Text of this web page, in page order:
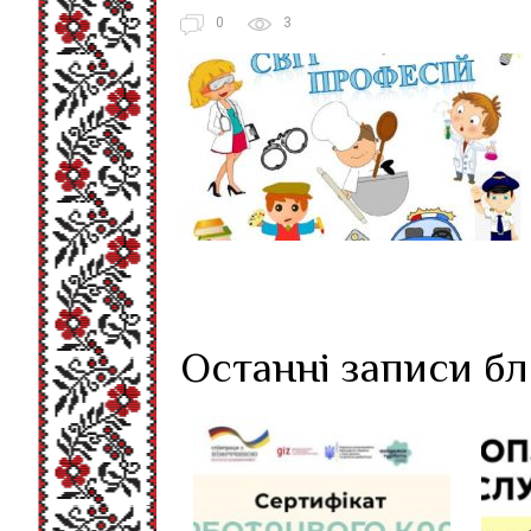
0 3
Останні записи